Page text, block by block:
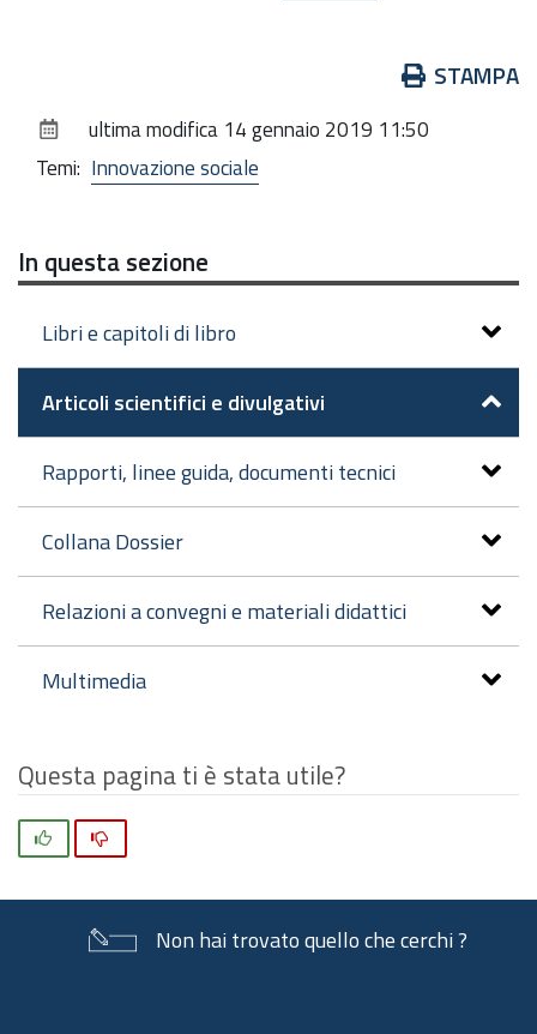
documento
STAMPA
ultima modifica 14 gennaio 2019 11:50
Temi: Innovazione sociale
In questa sezione
Libri e capitoli di libro
Articoli scientifici e divulgativi
Rapporti, linee guida, documenti tecnici
Collana Dossier
Relazioni a convegni e materiali didattici
Multimedia
Questa pagina ti è stata utile?
Non hai trovato quello che cerchi ?